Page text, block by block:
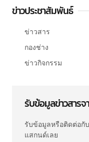
ข่าวประชาสัมพันธ์
ข่าวสาร
กองช่าง
ข่าวกิจกรรม
รับข้อมูลข่าวสารจ
รับข้อมูลหรือติดต่อกั
แสกนด์เลย